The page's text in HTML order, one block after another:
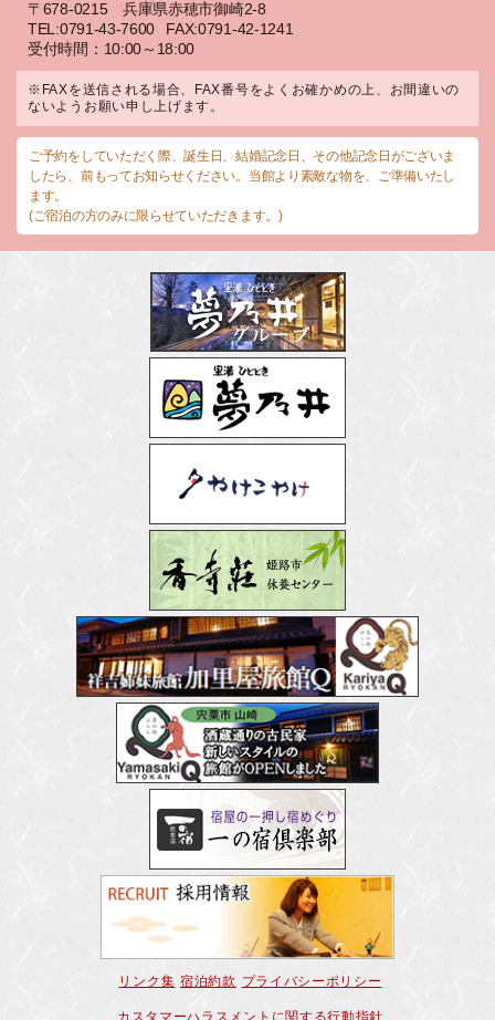
〒678-0215 兵庫県赤穂市御崎2-8
TEL:0791-43-7600
FAX:0791-42-1241
受付時間：10:00～18:00
※FAXを送信される場合、FAX番号をよくお確かめの上、お間違いの
ないようお願い申し上げます。
ご予約をしていただく際、誕生日、結婚記念日、その他記念日がございま
したら、前もってお知らせください。当館より素敵な物を、ご準備いたし
ます。
(ご宿泊の方のみに限らせていただきます。)
リンク集 宿泊約款 プライバシーポリシー
カスタマーハラスメントに関する行動指針